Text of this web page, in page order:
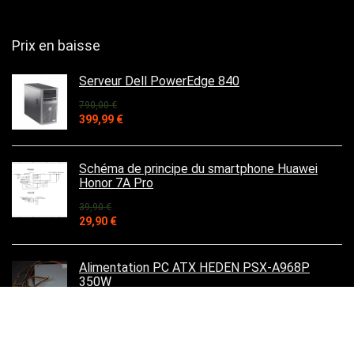
Prix en baisse
Serveur Dell PowerEdge 840
790,00€
Le
initial
était :
790,00 €.
399,99 €Le
actuel
est :
399,99 €.
Schéma de principe du smartphone Huawei
Honor 7A Pro
39,90€
Le
initial
était :
39,90 €.
29,90 €Le
actuel
est :
29,90 €.
Alimentation PC ATX HEDEN PSX-A968P
350W